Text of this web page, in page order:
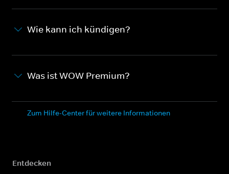
Wie kann ich kündigen?
Was ist WOW Premium?
Zum Hilfe-Center für weitere Informationen
Entdecken